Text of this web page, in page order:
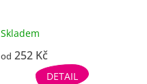
Skladem
od 252 Kč
DETAIL